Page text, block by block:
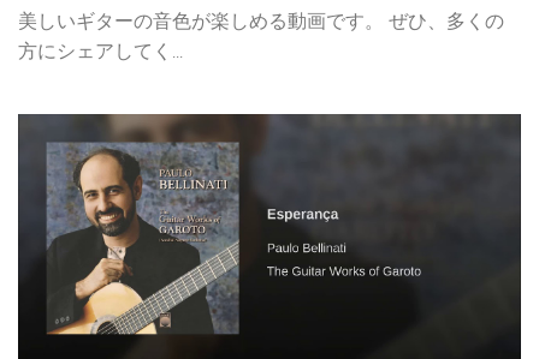
美しいギターの音色が楽しめる動画です。 ぜひ、多くの
方にシェアしてく...